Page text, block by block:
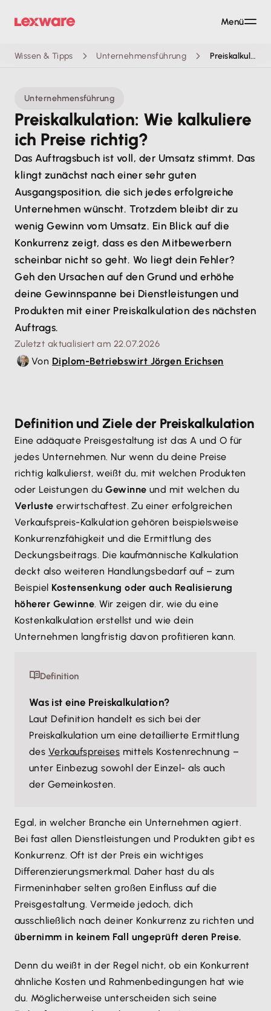
Wissen & Tipps Unternehmensführung Preiskalkulation
Unternehmensführung
Preiskalkulation: Wie kalkuliere
ich Preise richtig?
Das Auftragsbuch ist voll, der Umsatz stimmt. Das
klingt zunächst nach einer sehr guten
Ausgangsposition, die sich jedes erfolgreiche
Unternehmen wünscht. Trotzdem bleibt dir zu
wenig Gewinn vom Umsatz. Ein Blick auf die
Konkurrenz zeigt, dass es den Mitbewerbern
scheinbar nicht so geht. Wo liegt dein Fehler?
Geh den Ursachen auf den Grund und erhöhe
deine Gewinnspanne bei Dienstleistungen und
Produkten mit einer Preiskalkulation des nächsten
Auftrags.
Zuletzt aktualisiert am 22.07.2026
Von Diplom-Betriebswirt Jörgen Erichsen
Definition und Ziele der Preiskalkulation
Eine adäquate Preisgestaltung ist das A und O für
jedes Unternehmen. Nur wenn du deine Preise
richtig kalkulierst, weißt du, mit welchen Produkten
oder Leistungen duGewinne und mit welchen du
Verluste erwirtschaftest. Zu einer erfolgreichen
Verkaufspreis-Kalkulation gehören beispielsweise
Konkurrenzfähigkeit und die Ermittlung des
Deckungsbeitrags. Die kaufmännische Kalkulation
deckt also weiteren Handlungsbedarf auf – zum
Beispiel Kostensenkung oder auch Realisierung
höherer Gewinne. Wir zeigen dir, wie du eine
Kostenkalkulation erstellst und wie dein
Unternehmen langfristig davon profitieren kann.
Definition
Was ist eine Preiskalkulation?
Laut Definition handelt es sich bei der
Preiskalkulation um eine detaillierte Ermittlung
des Verkaufspreises mittels Kostenrechnung –
unter Einbezug sowohl der Einzel- als auch
der Gemeinkosten.
Egal, in welcher Branche ein Unternehmen agiert.
Bei fast allen Dienstleistungen und Produkten gibt es
Konkurrenz. Oft ist der Preis ein wichtiges
Differenzierungsmerkmal. Daher hast du als
Firmeninhaber selten großen Einfluss auf die
Preisgestaltung. Vermeide jedoch, dich
ausschließlich nach deiner Konkurrenz zu richten und
übernimm in keinem Fall ungeprüft deren Preise.
Denn du weißt in der Regel nicht, ob ein Konkurrent
ähnliche Kosten und Rahmenbedingungen hat wie
du. Möglicherweise unterscheiden sich seine
Menü